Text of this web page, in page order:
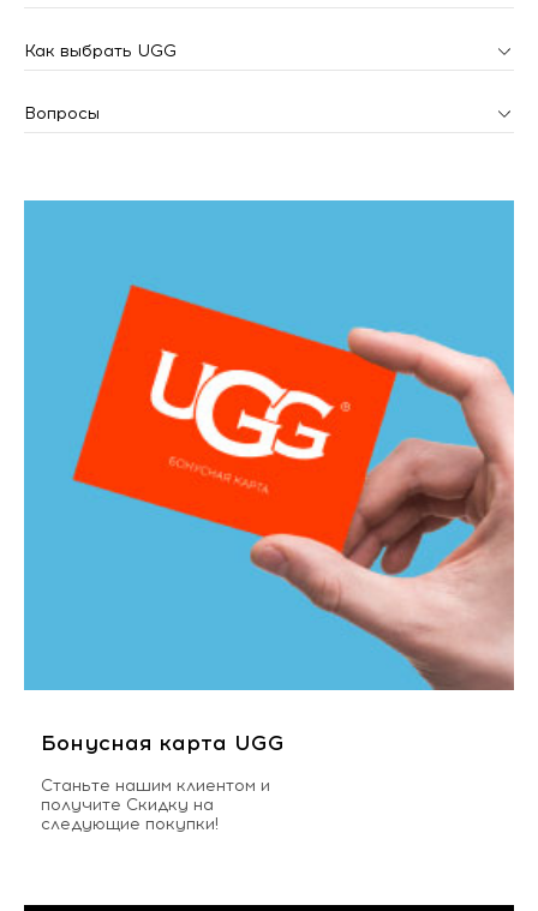
Как выбрать UGG
Вопросы
Бонусная карта UGG
Станьте нашим клиентом и
получите Скидку на
следующие покупки!